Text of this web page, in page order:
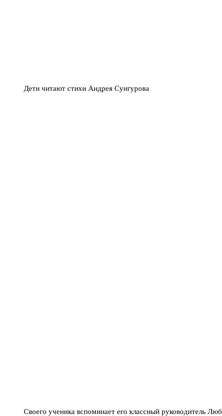
Дети читают стихи Андрея Сунгурова
Своего ученика вспоминает его классный руководитель